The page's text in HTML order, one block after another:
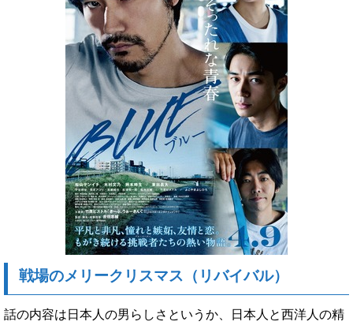
戦場のメリークリスマス（リバイバル）
話の内容は日本人の男らしさというか、日本人と西洋人の精